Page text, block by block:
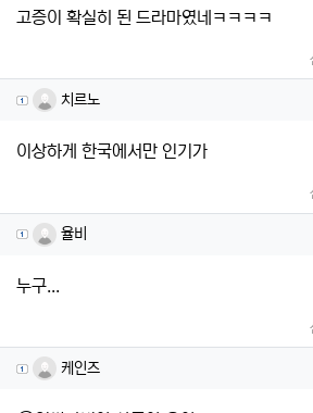
고증이 확실히 된 드라마였네ㅋㅋㅋㅋ
치르노님의 댓글
치르노
이상하게 한국에서만 인기가
율비님의 댓글
율비
누구...
케인즈님의 댓글
케인즈